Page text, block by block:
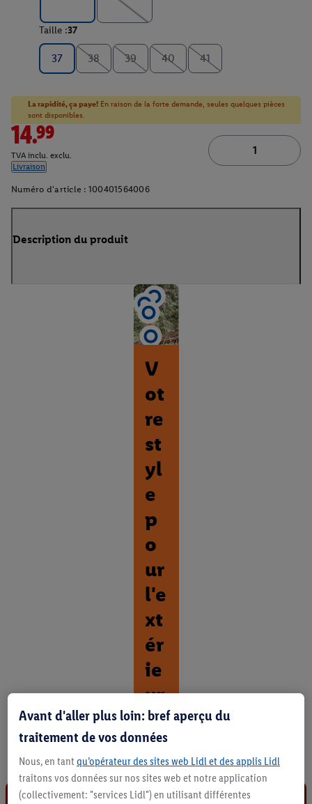
Taille :37
37 38 39 40 41
La rapidité, ça paye! En raison de la forte demande, seules quelques pièces
sont disponibles.
14.99
TVA inclu. exclu.
Livraison
Numéro d'article : 100401564006
Description du produit
V
ot
re
st
yl
e
p
o
ur
l'e
xt
ér
ie
ur
D
é
o
u
Avant d'aller plus loin: bref aperçu du
traitement de vos données
Nous, en tant qu’opérateur des sites web Lidl et des applis Lidl
traitons vos données sur nos sites web et notre application
(collectivement: "services Lidl") en utilisant différentes